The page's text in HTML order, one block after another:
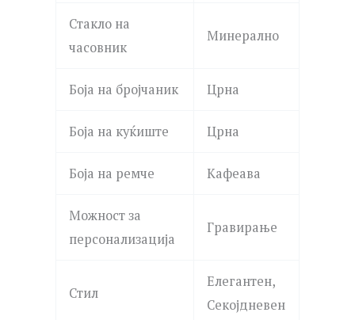
Стакло на
часовник
Минерално
Боја на бројчаник Црна
Боја на куќиште Црна
Боја на ремче Кафеава
Можност за
персонализација
Гравирање
Стил
Елегантен,
Секојдневен